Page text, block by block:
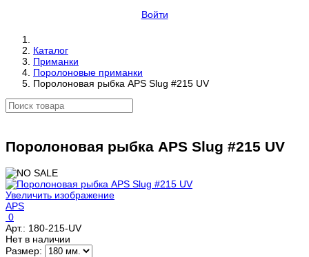
Войти
Каталог
Приманки
Поролоновые приманки
Поролоновая рыбка APS Slug #215 UV
Поролоновая рыбка APS Slug #215 UV
Увеличить изображение
APS
0
Арт.: 180-215-UV
Нет в наличии
Размер: